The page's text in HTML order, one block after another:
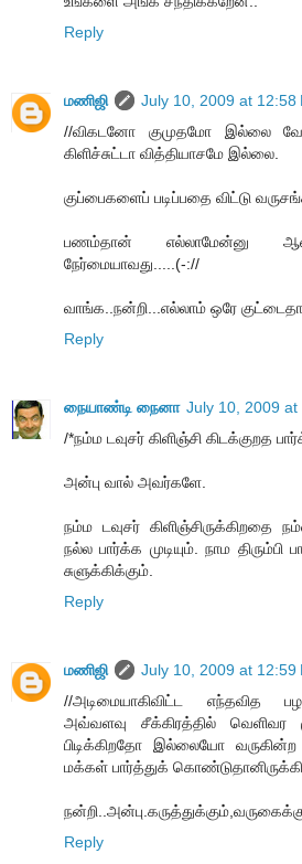
Reply
மணிஜி
July 10, 2009 at 12:58
//விகடனோ குமுதமோ இல்லை
கிளிச்சுட்டா வித்தியாசமே இல்லை.
குப்பைகளைப் படிப்பதை விட்டு
பணம்தான் எல்லாமேன்னு
நேர்மையாவது.....(-://
வாங்க..நன்றி...எல்லாம் ஒரே
Reply
நையாண்டி நைனா July 10, 2009 at
/*நம்ம டவுசர் கிளிஞ்சி கிடக்குறத
அன்பு வால் அவர்களே.
நம்ம டவுசர்
நல்ல பார்க்க முடியும். நாம திரும்பி
சுளுக்கிக்கும்.
Reply
மணிஜி
July 10, 2009 at 12:59
//அடிமையாகிவிட்ட எந்தவித
அவ்வளவு சீக்கிரத்தில் வெளிவர
பிடிக்கிறதோ இல்லையோ
மக்கள் பார்த்துக்
Reply